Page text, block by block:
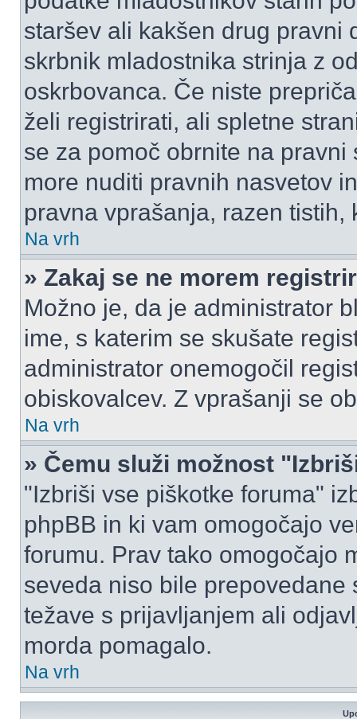
staršev ali kakšen drug pravni
skrbnik mladostnika strinja z
oskrbovanca. Če niste
želi registrirati, ali spletne
se za pomoč obrnite na
more nuditi pravnih nasvetov
pravna vprašanja, razen tistih,
Na vrh
» Zakaj se ne morem
Možno je, da je administrator
ime, s katerim se skušate
administrator onemogočil
obiskovalcev. Z vprašanji se
Na vrh
» Čemu služi možnost
"Izbriši vse piškotke foruma"
phpBB in ki vam omogočajo
forumu. Prav tako omogočajo
seveda niso bile
težave s prijavljanjem ali
morda pomagalo.
Na vrh